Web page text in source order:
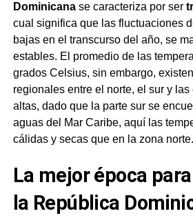
Dominicanase caracteriza por ser
cual significa que las fluctuaciones
bajas en el transcurso del año, se
estables. El promedio de las
grados Celsius, sin embargo,
regionales entre el norte, el sur y
altas, dado que la parte sur se
aguas del Mar Caribe, aquí las
cálidas y secas que en la zona norte.
La mejor época
la República